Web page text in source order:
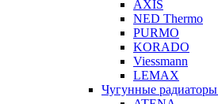
AXIS
NED Thermo
PURMO
KORADO
Viessmann
LEMAX
Чугунные радиаторы